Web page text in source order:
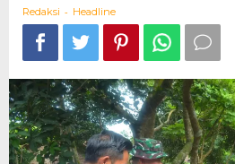
Pagar
Jenderal
Fierman
Redaksi - Headline